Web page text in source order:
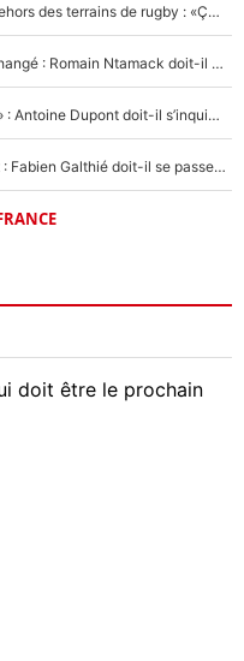
La raison d'être de Matthieu Jalibert en dehors des terrains de rugby : «Ça m'atteint autant que si tu touches à un membre de ma famille»
XV de France - Matthieu Jalibert a tout changé : Romain Ntamack doit-il s’inquiéter pour sa place à un an de la Coupe du monde ?
«Le XV de France est meilleur avec Lucu» : Antoine Dupont doit-il s’inquiéter pour sa place ?
Le XV de France a trouvé son remplaçant : Fabien Galthié doit-il se passer d'Antoine Dupont ?
doit être le prochain